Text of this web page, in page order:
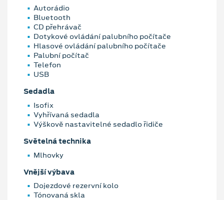
Autorádio
Bluetooth
CD přehrávač
Dotykové ovládání palubního počítače
Hlasové ovládání palubního počítače
Palubní počítač
Telefon
USB
Sedadla
Isofix
Vyhřívaná sedadla
Výškově nastavitelné sedadlo řidiče
Světelná technika
Mlhovky
Vnější výbava
Dojezdové rezervní kolo
Tónovaná skla